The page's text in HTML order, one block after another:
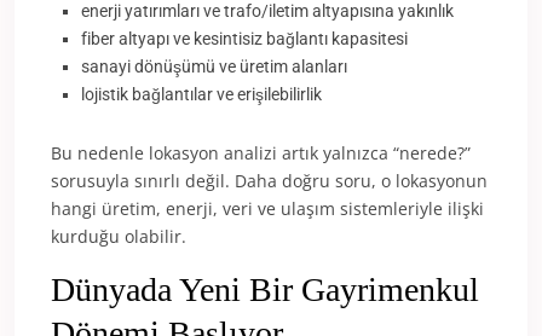
enerji yatırımları ve trafo/iletim altyapısına yakınlık
fiber altyapı ve kesintisiz bağlantı kapasitesi
sanayi dönüşümü ve üretim alanları
lojistik bağlantılar ve erişilebilirlik
Bu nedenle lokasyon analizi artık yalnızca “nerede?”
sorusuyla sınırlı değil. Daha doğru soru, o lokasyonun
hangi üretim, enerji, veri ve ulaşım sistemleriyle ilişki
kurduğu olabilir.
Dünyada Yeni Bir Gayrimenkul